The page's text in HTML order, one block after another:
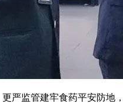
监管建牢食药平安防地